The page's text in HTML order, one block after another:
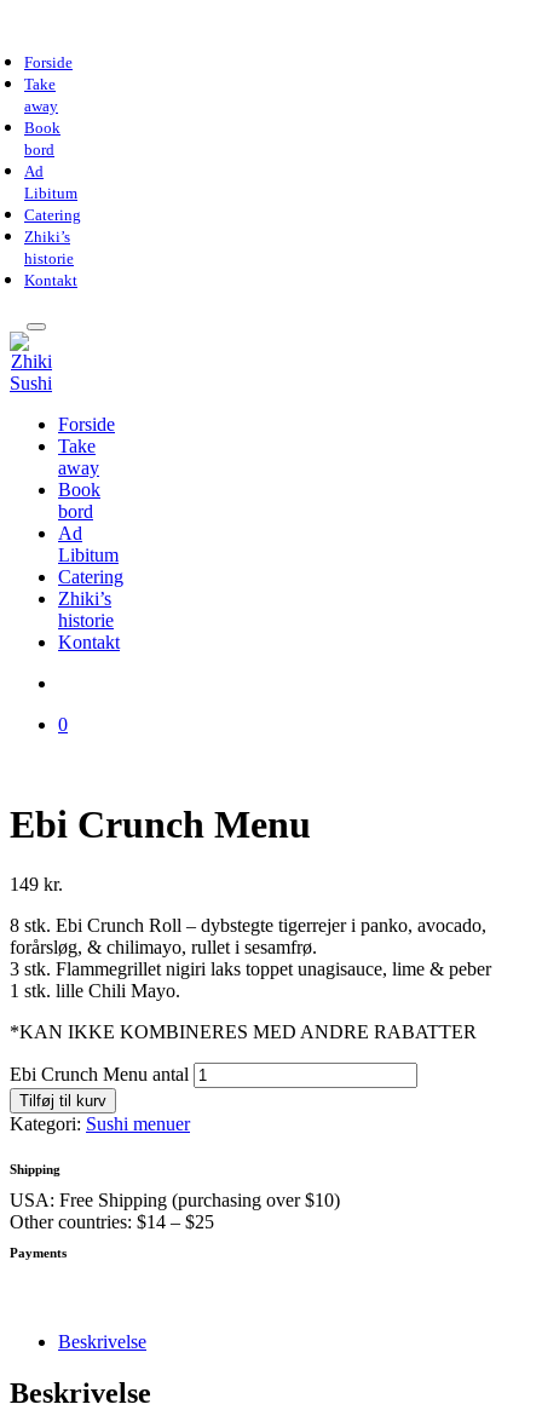
Forside
Take
away
Book
bord
Ad
Libitum
Catering
Zhiki’s
historie
Kontakt
Forside
Take
away
Book
bord
Ad
Libitum
Catering
Zhiki’s
historie
Kontakt
0
Ebi Crunch Menu
149 kr.
8 stk. Ebi Crunch Roll – dybstegte tigerrejer i panko, avocado,
forårsløg, & chilimayo, rullet i sesamfrø.
3 stk. Flammegrillet nigiri laks toppet unagisauce, lime & peber
1 stk. lille Chili Mayo.
*KAN IKKE KOMBINERES MED ANDRE RABATTER
Ebi Crunch Menu antal
Tilføj til kurv
Kategori: Sushi menuer
Shipping
USA: Free Shipping (purchasing over $10)
Other countries: $14 – $25
Payments
Beskrivelse
Beskrivelse